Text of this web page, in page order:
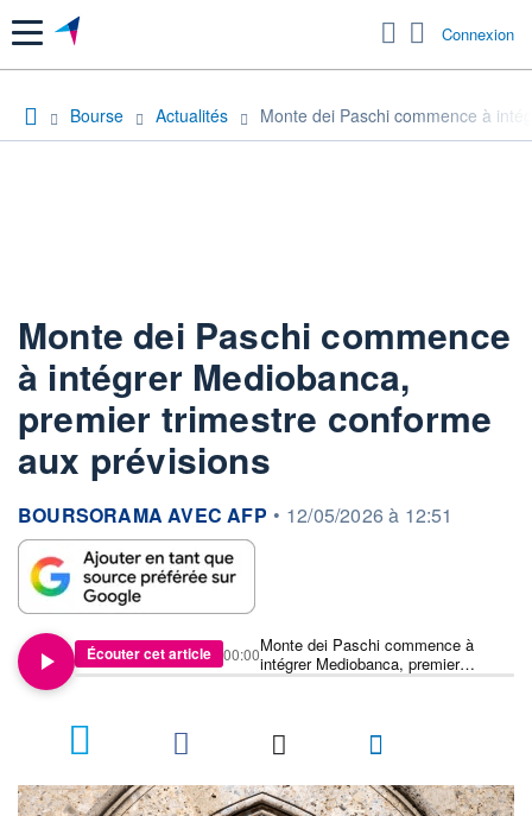
Menu Connexion
Bourse Actualités Monte dei Paschi commence à
Monte dei Paschi commence
à intégrer Mediobanca,
premier trimestre conforme
aux prévisions
information fournie par
BOURSORAMA AVEC AFP • 12/05/2026 à 12:51
Écouter cet article
Monte dei Paschi commence à
intégrer Mediobanca, premier
trimestre conforme aux prévisions
00:00